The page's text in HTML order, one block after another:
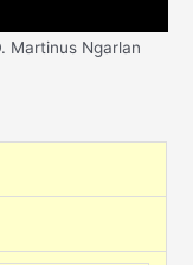
Martinus Ngarlan